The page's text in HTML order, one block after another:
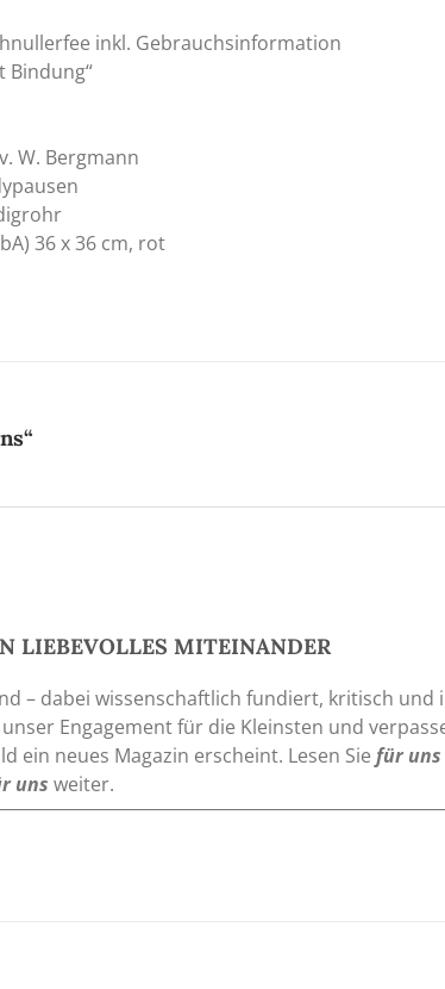
inkl. Gebrauchsinformation
Bindung“
W. Bergmann
36 x 36 cm, rot
LIEBEVOLLES MITEINANDER
– dabei wissenschaftlich fundiert, kritisch
Engagement für die Kleinsten und
ein neues Magazin erscheint. Lesen Siefür
uns weiter.